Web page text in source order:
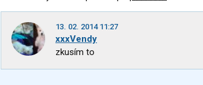
13. 02. 2014 11:27
xxxVendy
zkusím to